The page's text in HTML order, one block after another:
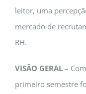
leitor, uma
mercado de
RH.
VISÃO GERAL –
primeiro semestre